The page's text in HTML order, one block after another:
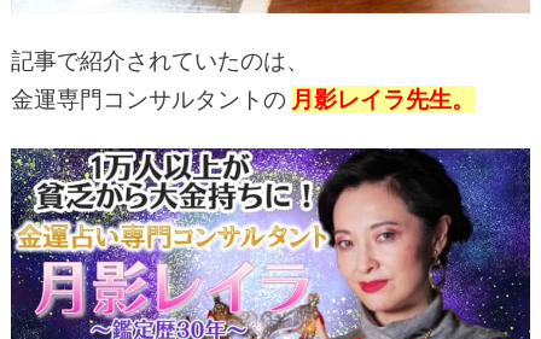
記事で紹介されていたのは、
金運専門コンサルタントの 月影レイラ先生。